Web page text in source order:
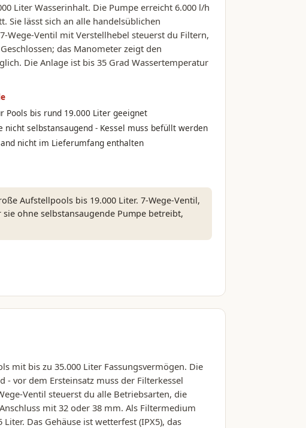
Liter Wasserinhalt. Die Pumpe erreicht 6.000 l/h
Sie lässt sich an alle handelsüblichen
Wege-Ventil mit Verstellhebel steuerst du Filtern,
das Manometer zeigt den
Die Anlage ist bis 35 Grad Wassertemperatur
Pools bis rund 19.000 Liter geeignet
nicht selbstansaugend - Kessel muss befüllt werden
nicht im Lieferumfang enthalten
Aufstellpools bis 19.000 Liter. 7-Wege-Ventil,
ohne selbstansaugende Pumpe betreibt,
mit bis zu 35.000 Liter Fassungsvermögen. Die
- vor dem Ersteinsatz muss der Filterkessel
Ventil steuerst du alle Betriebsarten, die
mit 32 oder 38 mm. Als Filtermedium
Das Gehäuse ist wetterfest (IPX5), das